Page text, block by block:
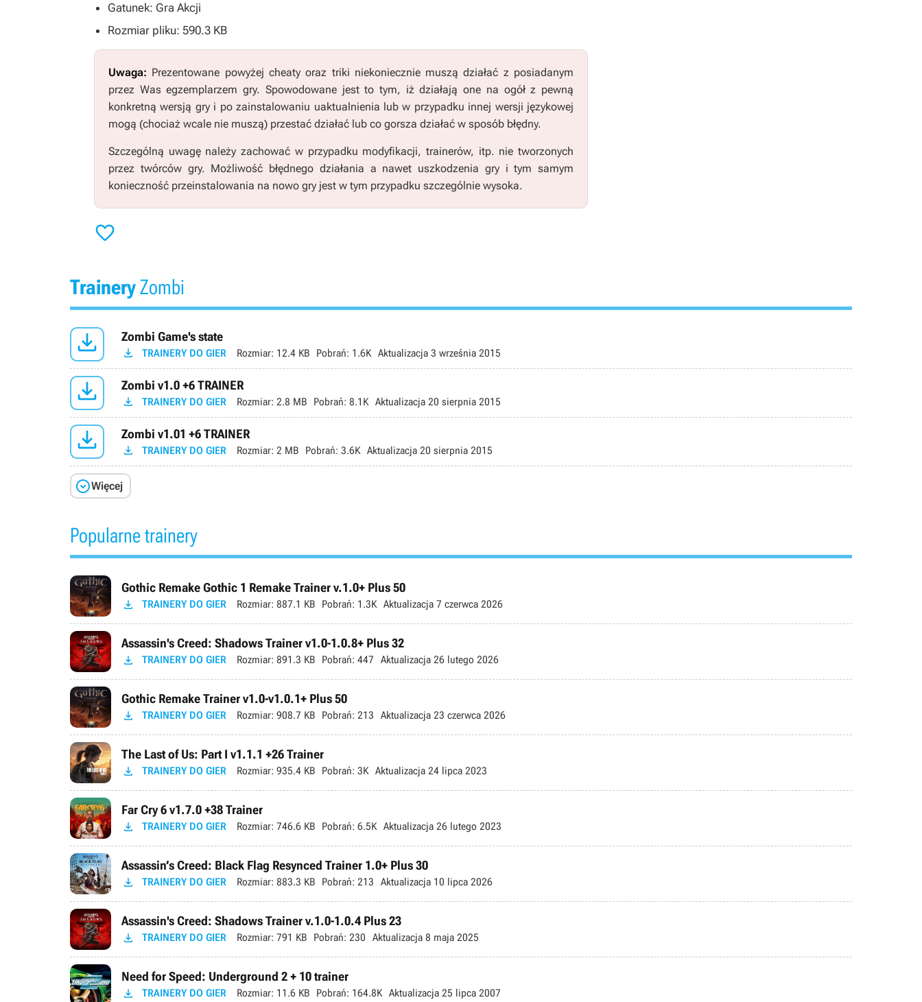
Gatunek: Gra Akcji
Rozmiar pliku: 590.3 KB
Uwaga: Prezentowane powyżej cheaty oraz triki niekoniecznie muszą działać z posiadanym
przez Was egzemplarzem gry. Spowodowane jest to tym, iż działają one na ogół z pewną
konkretną wersją gry i po zainstalowaniu uaktualnienia lub w przypadku innej wersji językowej
mogą (chociaż wcale nie muszą) przestać działać lub co gorsza działać w sposób błędny.
Szczególną uwagę należy zachować w przypadku modyfikacji, trainerów, itp. nie tworzonych
przez twórców gry. Możliwość błędnego działania a nawet uszkodzenia gry i tym samym
konieczność przeinstalowania na nowo gry jest w tym przypadku szczególnie wysoka.

TraineryZombi
 Zombi Game's state
 TRAINERY DO GIER Rozmiar: 12.4 KB Pobrań: 1.6K Aktualizacja 3 września 2015
 Zombi v1.0 +6 TRAINER
 TRAINERY DO GIER Rozmiar: 2.8 MB Pobrań: 8.1K Aktualizacja 20 sierpnia 2015
 Zombi v1.01 +6 TRAINER
 TRAINERY DO GIER Rozmiar: 2 MB Pobrań: 3.6K Aktualizacja 20 sierpnia 2015
Więcej
Popularne trainery
Gothic Remake Gothic 1 Remake Trainer v.1.0+ Plus 50
 TRAINERY DO GIER Rozmiar: 887.1 KB Pobrań: 1.3K Aktualizacja 7 czerwca 2026
Assassin's Creed: Shadows Trainer v1.0-1.0.8+ Plus 32
 TRAINERY DO GIER Rozmiar: 891.3 KB Pobrań: 447 Aktualizacja 26 lutego 2026
Gothic Remake Trainer v1.0-v1.0.1+ Plus 50
 TRAINERY DO GIER Rozmiar: 908.7 KB Pobrań: 213 Aktualizacja 23 czerwca 2026
The Last of Us: Part I v1.1.1 +26 Trainer
 TRAINERY DO GIER Rozmiar: 935.4 KB Pobrań: 3K Aktualizacja 24 lipca 2023
Far Cry 6 v1.7.0 +38 Trainer
 TRAINERY DO GIER Rozmiar: 746.6 KB Pobrań: 6.5K Aktualizacja 26 lutego 2023
Assassin’s Creed: Black Flag Resynced Trainer 1.0+ Plus 30
 TRAINERY DO GIER Rozmiar: 883.3 KB Pobrań: 213 Aktualizacja 10 lipca 2026
Assassin's Creed: Shadows Trainer v.1.0-1.0.4 Plus 23
 TRAINERY DO GIER Rozmiar: 791 KB Pobrań: 230 Aktualizacja 8 maja 2025
Need for Speed: Underground 2 + 10 trainer
 TRAINERY DO GIER Rozmiar: 11.6 KB Pobrań: 164.8K Aktualizacja 25 lipca 2007